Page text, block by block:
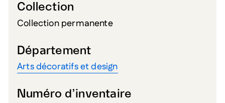
Collection
Collection permanente
Département
Arts décoratifs et design
Numéro d’inventaire